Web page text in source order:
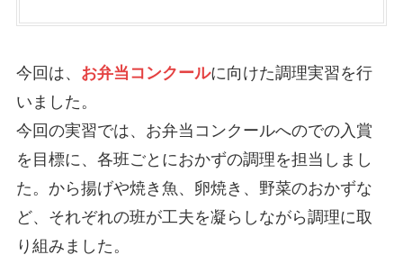
今回は、 お弁当コンクールに向けた調理実習を行
いました。
今回の実習では、お弁当コンクールへのでの入賞
を目標に、各班ごとにおかずの調理を担当しまし
た。から揚げや焼き魚、卵焼き、野菜のおかずな
ど、それぞれの班が工夫を凝らしながら調理に取
り組みました。